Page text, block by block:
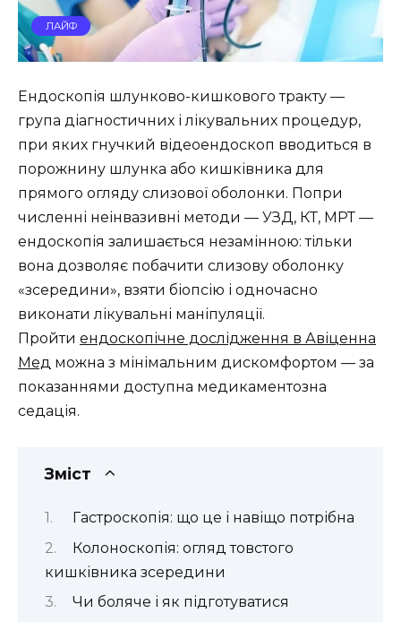
ЛАЙФ
Ендоскопія шлунково-кишкового тракту —
група діагностичних і лікувальних процедур,
при яких гнучкий відеоендоскоп вводиться в
порожнину шлунка або кишківника для
прямого огляду слизової оболонки. Попри
численні неінвазивні методи — УЗД, КТ, МРТ —
ендоскопія залишається незамінною: тільки
вона дозволяє побачити слизову оболонку
«зсередини», взяти біопсію і одночасно
виконати лікувальні маніпуляції.
Пройти ендоскопічне дослідження в Авіценна
Мед можна з мінімальним дискомфортом — за
показаннями доступна медикаментозна
седація.
Зміст
Гастроскопія: що це і навіщо потрібна
Колоноскопія: огляд товстого
кишківника зсередини
Чи боляче і як підготуватися